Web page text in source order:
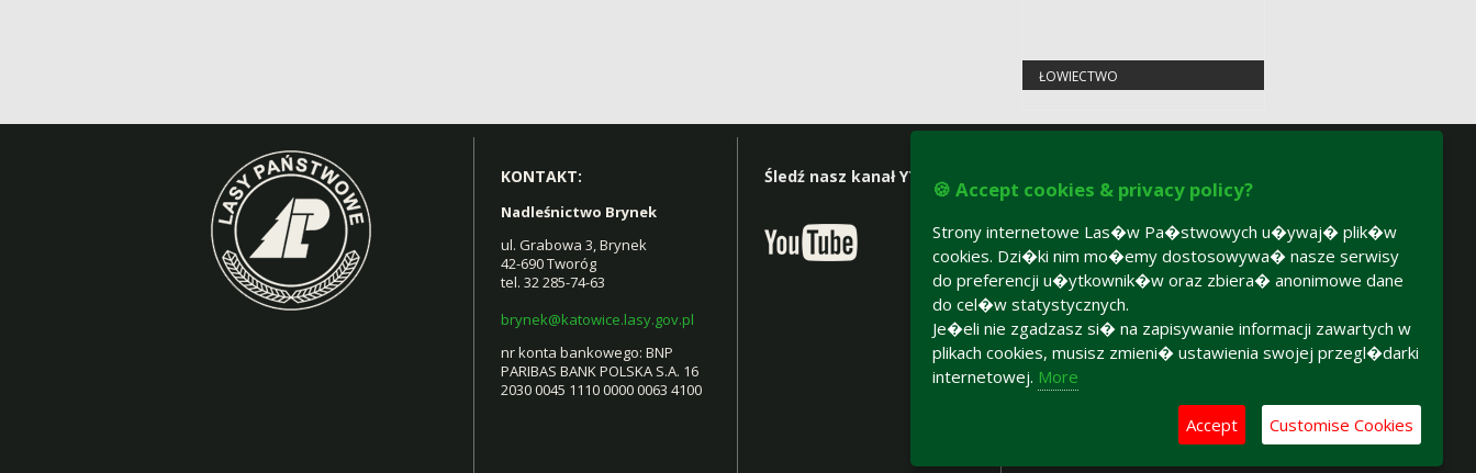
ŁOWIECTWO
KONTAKT:
Nadleśnictwo Brynek
ul. Grabowa 3, Brynek
42-690 Tworóg
tel. 32 285-74-63
brynek@katowice.lasy.gov.pl
nr konta bankowego: BNP
PARIBAS BANK POLSKA S.A. 16
2030 0045 1110 0000 0063 4100
Śledź nasz kanał YT:
🍪 Accept cookies & privacy policy?
Strony internetowe Las�w Pa�stwowych u�ywaj� plik�w
cookies. Dzi�ki nim mo�emy dostosowywa� nasze serwisy
do preferencji u�ytkownik�w oraz zbiera� anonimowe dane
do cel�w statystycznych.
Je�eli nie zgadzasz si� na zapisywanie informacji zawartych w
plikach cookies, musisz zmieni� ustawienia swojej przegl�darki
internetowej. More
Accept Customise Cookies